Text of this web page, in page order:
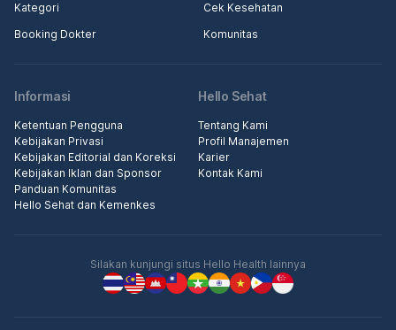
Kategori
Cek Kesehatan
Booking Dokter
Komunitas
Informasi
Ketentuan Pengguna
Kebijakan Privasi
Kebijakan Editorial dan Koreksi
Kebijakan Iklan dan Sponsor
Panduan Komunitas
Hello Sehat dan Kemenkes
Hello Sehat
Tentang Kami
Profil Manajemen
Karier
Kontak Kami
Silakan kunjungi situs Hello Health lainnya